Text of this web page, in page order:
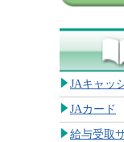
JAキャッ
JAカード
給与受取